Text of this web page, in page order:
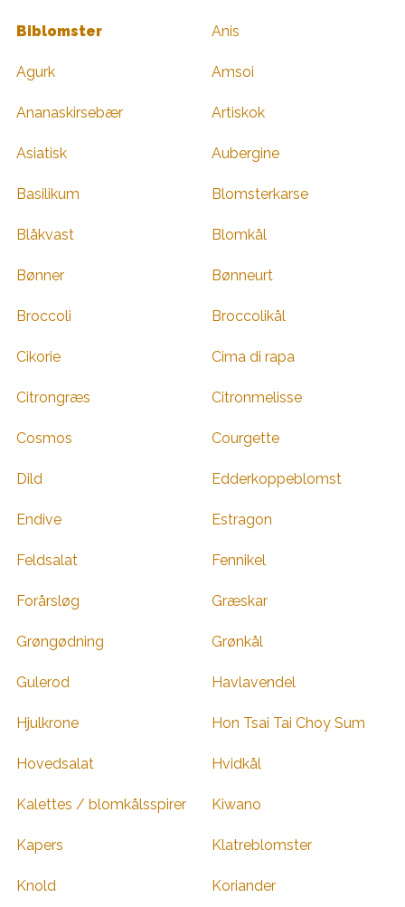
Biblomster Anis
Agurk Amsoi
Ananaskirsebær Artiskok
Asiatisk Aubergine
Basilikum Blomsterkarse
Blåkvast Blomkål
Bønner Bønneurt
Broccoli Broccolikål
Cikorie Cima di rapa
Citrongræs Citronmelisse
Cosmos Courgette
Dild Edderkoppeblomst
Endive Estragon
Feldsalat Fennikel
Forårsløg Græskar
Grøngødning Grønkål
Gulerod Havlavendel
Hjulkrone Hon Tsai Tai Choy Sum
Hovedsalat Hvidkål
Kalettes / blomkålsspirer Kiwano
Kapers Klatreblomster
Knold Koriander